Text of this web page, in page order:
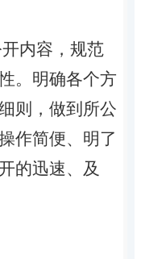
内容，规范
。明确各个方
则，做到所公
作简便、明了
的迅速、及